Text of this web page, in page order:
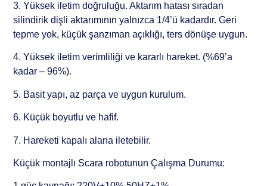
3. Yüksek iletim doğruluğu. Aktarım hatası sıradan
silindirik dişli aktarımının yalnızca 1/4’ü kadardır. Geri
tepme yok, küçük şanzıman açıklığı, ters dönüşe uygun.
4. Yüksek iletim verimliliği ve kararlı hareket. (%69’a
kadar – 96%).
5. Basit yapı, az parça ve uygun kurulum.
6. Küçük boyutlu ve hafif.
7. Hareketi kapalı alana iletebilir.
Küçük montajlı Scara robotunun Çalışma Durumu: